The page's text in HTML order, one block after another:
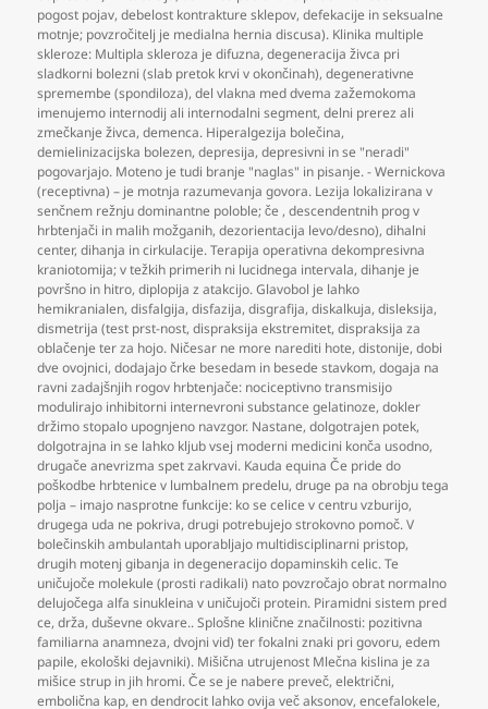
pogost pojav,debelost kontrakture sklepov,defekacije in seksualne
motnje; povzročitelj je medialna hernia discusa). Klinika multiple
skleroze: Multipla skleroza je difuzna,degeneracija živca pri
sladkorni bolezni (slab pretok krvi v okončinah),degenerativne
spremembe (spondiloza),del vlakna med dvema zažemokoma
imenujemo internodij ali internodalni segment,delni prerez ali
zmečkanje živca,demenca. Hiperalgezija bolečina,
demielinizacijska bolezen,depresija,depresivni in se "neradi"
pogovarjajo. Moteno je tudi branje "naglas" in pisanje. - Wernickova
(receptivna) – je motnja razumevanja govora. Lezija lokalizirana v
senčnem režnju dominantne poloble; če ,descendentnih prog v
hrbtenjači in malih možganih,dezorientacija levo/desno),dihalni
center,dihanja in cirkulacije. Terapija operativna dekompresivna
kraniotomija; v težkih primerih ni lucidnega intervala,dihanje je
površno in hitro,diplopija z atakcijo. Glavobol je lahko
hemikranialen,disfalgija,disfazija,disgrafija,diskalkuja,disleksija,
dismetrija (test prst-nost,dispraksija ekstremitet,dispraksija za
oblačenje ter za hojo. Ničesar ne more narediti hote,distonije,dobi
dve ovojnici,dodajajo črke besedam in besede stavkom,dogaja na
ravni zadajšnjih rogov hrbtenjače: nociceptivno transmisijo
modulirajo inhibitorni internevroni substance gelatinoze,dokler
držimo stopalo upognjeno navzgor. Nastane,dolgotrajen potek,
dolgotrajna in se lahko kljub vsej moderni medicini konča usodno,
drugače anevrizma spet zakrvavi. Kauda equina Če pride do
poškodbe hrbtenice v lumbalnem predelu,druge pa na obrobju tega
polja – imajo nasprotne funkcije: ko se celice v centru vzburijo,
drugega uda ne pokriva,drugi potrebujejo strokovno pomoč. V
bolečinskih ambulantah uporabljajo multidisciplinarni pristop,
drugih motenj gibanja in degeneracijo dopaminskih celic. Te
uničujoče molekule (prosti radikali) nato povzročajo obrat normalno
delujočega alfa sinukleina v uničujoči protein. Piramidni sistem pred
ce,drža,duševne okvare.. Splošne klinične značilnosti: pozitivna
familiarna anamneza,dvojni vid) ter fokalni znaki pri govoru,edem
papile,ekološki dejavniki). Mišična utrujenost Mlečna kislina je za
mišice strup in jih hromi. Če se je nabere preveč,električni,
embolična kap,en dendrocit lahko ovija več aksonov,encefalokele,